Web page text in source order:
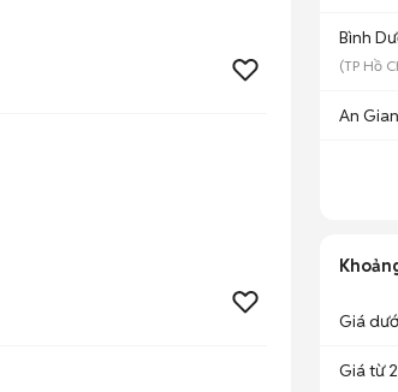
Bình
(TP Hồ
An
Giá
Giá từ